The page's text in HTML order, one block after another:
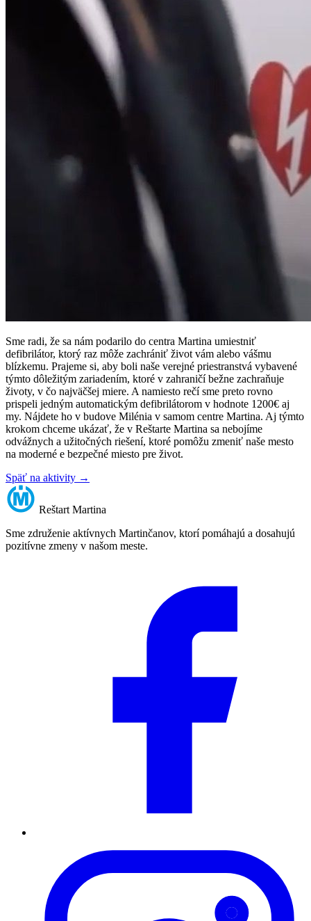
Sme radi, že sa nám podarilo do centra Martina umiestniť
defibrilátor, ktorý raz môže zachrániť život vám alebo vášmu
blízkemu. Prajeme si, aby boli naše verejné priestranstvá vybavené
týmto dôležitým zariadením, ktoré v zahraničí bežne zachraňuje
životy, v čo najväčšej miere. A namiesto rečí sme preto rovno
prispeli jedným automatickým defibrilátorom v hodnote 1200€ aj
my. Nájdete ho v budove Milénia v samom centre Martina. Aj týmto
krokom chceme ukázať, že v Reštarte Martina sa nebojíme
odvážnych a užitočných riešení, ktoré pomôžu zmeniť naše mesto
na moderné e bezpečné miesto pre život.
Späť na aktivity →
Reštart Martina
Sme združenie aktívnych Martinčanov, ktorí pomáhajú a dosahujú
pozitívne zmeny v našom meste.